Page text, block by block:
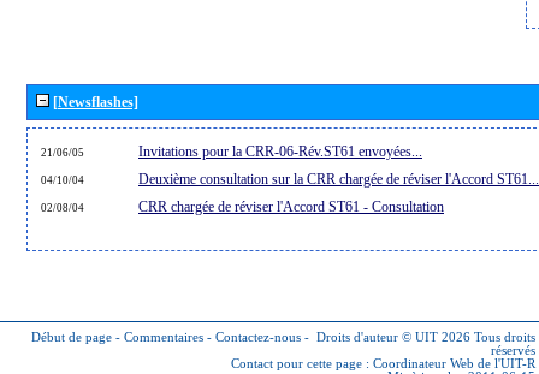
[Newsflashes]
21/06/05 Invitations pour la CRR-06-Rév.ST61 envoyées...
04/10/04 Deuxième consultation sur la CRR chargée de réviser l'Accord ST61...
02/08/04 CRR chargée de réviser l'Accord ST61 - Consultation
Début de page - Commentaires - Contactez-nous - Droits d'auteur © UIT 2026 Tous droits
réservés
Contact pour cette page : Coordinateur Web de l'UIT-R